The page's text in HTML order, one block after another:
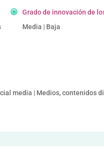
Grado de innovación de
Media | Baja
media | Medios, contenidos